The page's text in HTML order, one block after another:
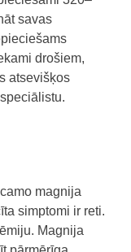
savas
drošiem,
atsevišķos
magnija
simptomi ir reti.
Magnija